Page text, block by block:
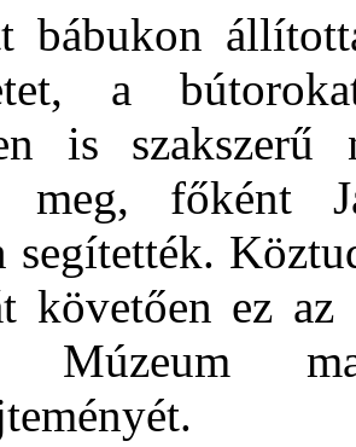
bábukon
a
is szakszerű
meg, főként
segítették.
követően ez
Múzeum